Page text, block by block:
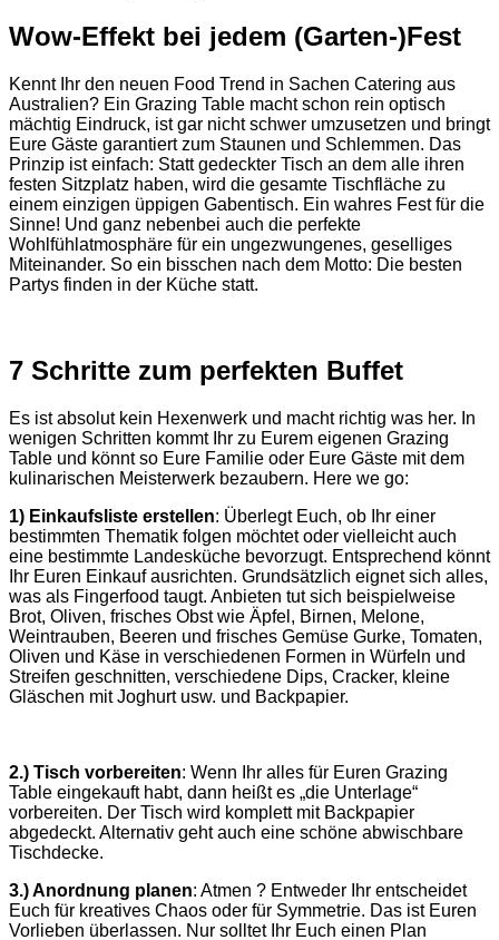
Wow-Effekt bei jedem (Garten-)Fest
Kennt Ihr den neuen Food Trend in Sachen Catering aus
Australien? Ein Grazing Table macht schon rein optisch
mächtig Eindruck, ist gar nicht schwer umzusetzen und bringt
Eure Gäste garantiert zum Staunen und Schlemmen. Das
Prinzip ist einfach: Statt gedeckter Tisch an dem alle ihren
festen Sitzplatz haben, wird die gesamte Tischfläche zu
einem einzigen üppigen Gabentisch. Ein wahres Fest für die
Sinne! Und ganz nebenbei auch die perfekte
Wohlfühlatmosphäre für ein ungezwungenes, geselliges
Miteinander. So ein bisschen nach dem Motto: Die besten
Partys finden in der Küche statt.
7 Schritte zum perfekten Buffet
Es ist absolut kein Hexenwerk und macht richtig was her. In
wenigen Schritten kommt Ihr zu Eurem eigenen Grazing
Table und könnt so Eure Familie oder Eure Gäste mit dem
kulinarischen Meisterwerk bezaubern. Here we go:
1) Einkaufsliste erstellen: Überlegt Euch, ob Ihr einer
bestimmten Thematik folgen möchtet oder vielleicht auch
eine bestimmte Landesküche bevorzugt. Entsprechend könnt
Ihr Euren Einkauf ausrichten. Grundsätzlich eignet sich alles,
was als Fingerfood taugt. Anbieten tut sich beispielweise
Brot, Oliven, frisches Obst wie Äpfel, Birnen, Melone,
Weintrauben, Beeren und frisches Gemüse Gurke, Tomaten,
Oliven und Käse in verschiedenen Formen in Würfeln und
Streifen geschnitten, verschiedene Dips, Cracker, kleine
Gläschen mit Joghurt usw. und Backpapier.
2.) Tisch vorbereiten: Wenn Ihr alles für Euren Grazing
Table eingekauft habt, dann heißt es „die Unterlage“
vorbereiten. Der Tisch wird komplett mit Backpapier
abgedeckt. Alternativ geht auch eine schöne abwischbare
Tischdecke.
3.) Anordnung planen: Atmen ? Entweder Ihr entscheidet
Euch für kreatives Chaos oder für Symmetrie. Das ist Euren
Vorlieben überlassen. Nur solltet Ihr Euch einen Plan